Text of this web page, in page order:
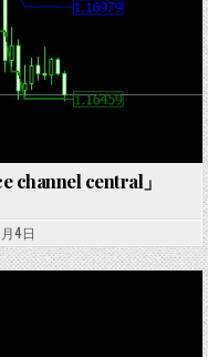
channel central」
4日